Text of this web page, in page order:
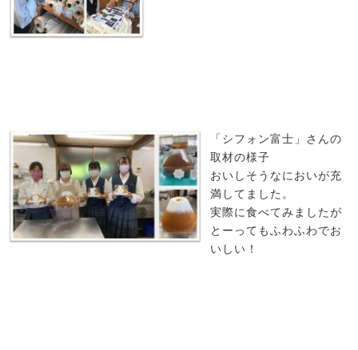
「シフォン富士」さんの
取材の様子
おいしそうなにおいが充
満してました。
実際に食べてみましたが
とーってもふわふわでお
いしい！